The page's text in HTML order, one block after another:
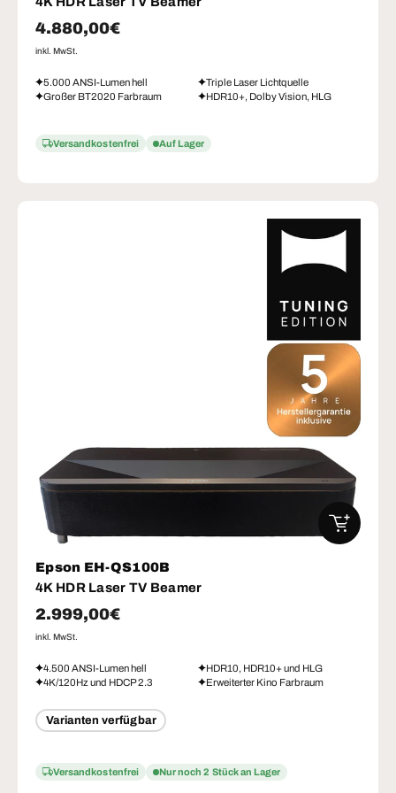
Normaler Preis
4.880,00€
inkl. MwSt.
5.000 ANSI-Lumen hell
Triple Laser Lichtquelle
Großer BT2020 Farbraum
HDR10+, Dolby Vision, HLG
Versandkostenfrei Auf Lager
Epson EH-QS100B
4K HDR Laser TV Beamer
Normaler Preis
2.999,00€
inkl. MwSt.
4.500 ANSI-Lumen hell
HDR10, HDR10+ und HLG
4K/120Hz und HDCP 2.3
Erweiterter Kino Farbraum
Varianten verfügbar
Versandkostenfrei Nur noch 2 Stück an Lager
IN DEN